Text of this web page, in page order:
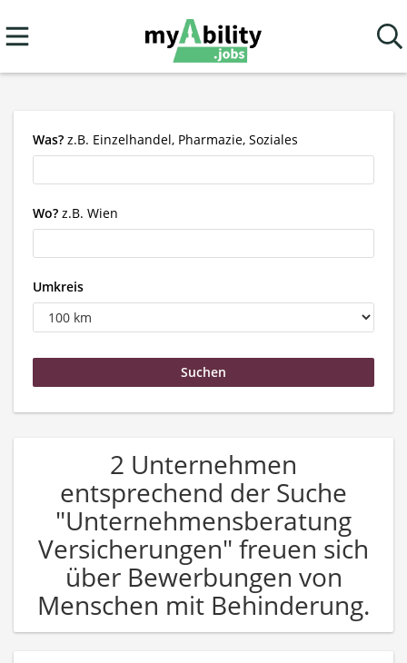
Was? z.B. Einzelhandel, Pharmazie, Soziales
Wo? z.B. Wien
Umkreis
2 Unternehmen
entsprechend der Suche
"Unternehmensberatung
Versicherungen" freuen sich
über Bewerbungen von
Menschen mit Behinderung.